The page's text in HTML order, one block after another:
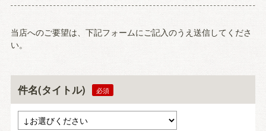
当店へのご要望は、下記フォームにご記入のうえ送信してくださ
い。
件名(タイトル)